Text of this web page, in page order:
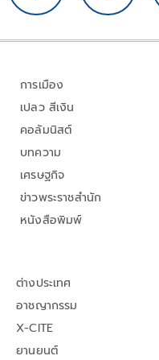
การเมือง
เปลว สีเงิน
คอลัมนิสต์
บทความ
เศรษฐกิจ
ข่าวพระราชสำนัก
หนังสือพิมพ์
ต่างประเทศ
อาชญากรรม
X-CITE
ยานยนต์